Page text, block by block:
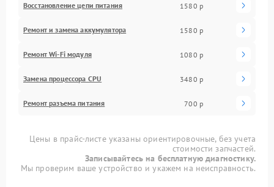
Восстановление цепи питания 1580 р
Ремонт и замена аккумулятора 1580 р
Ремонт Wi-Fi модуля 1080 р
Замена процессора CPU 3480 р
Ремонт разъема питания 700 р
Цены в прайс-листе указаны ориентировочные, без учета
стоимости запчастей.
Записывайтесь на бесплатную диагностику.
Мы проверим ваше устройство и укажем на неисправность.